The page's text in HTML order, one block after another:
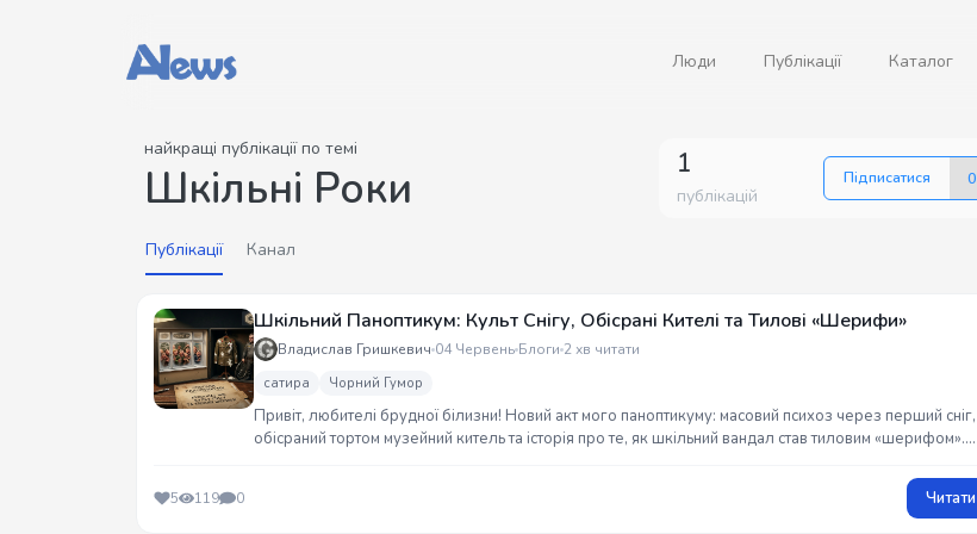
Люди Публікації Каталог
найкращі публікації по темі
Шкільні Роки 1
публікацій
Підписатися 0
Публікації Канал
Шкільний Паноптикум: Культ Снігу, Обісрані Кителі та Тилові «Шерифи»
Владислав Гришкевич 04 Червень Блоги 2 хв читати
сатира Чорний Гумор
Привіт, любителі брудної білизни! Новий акт мого паноптикуму: масовий психоз через перший сніг,
обісраний тортом музейний китель та історія про те, як шкільний вандал став тиловим «шерифом».
5 119 0 Читати